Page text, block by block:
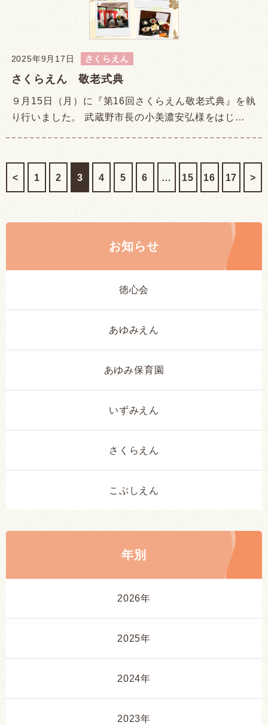
2025年9月17日 さくらえん
さくらえん 敬老式典
９月15日（月）に『第16回さくらえん敬老式典』を執
り行いました。 武蔵野市長の小美濃安弘様をはじ…
< 1 2 3 4 5 6 … 15 16 17 >
お知らせ
徳心会
あゆみえん
あゆみ保育園
いずみえん
さくらえん
こぶしえん
年別
2026年
2025年
2024年
2023年